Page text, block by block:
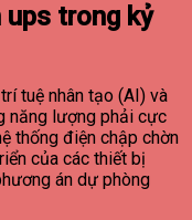
ups trong kỷ
tuệ nhân tạo (AI) và
năng lượng phải cực
thống điện chập chờn
của các thiết bị
án dự phòng